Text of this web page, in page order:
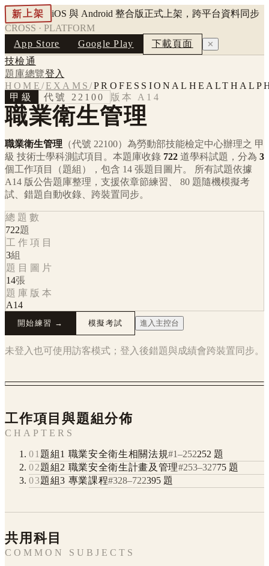
新上架
iOS 與 Android 整合版正式上架，跨平台資料同步
CROSS · PLATFORM
App Store
Google Play 下載頁面 ✕
技檢通
題庫總覽登入
HOME /EXAMS/
甲級
代號 22100 版本 A14
職業衛生管理
職業衛生管理 （代號 22100） 為勞動部技能檢定中心辦理之 甲
級 技術士學科測試項目。本題庫收錄 722 道學科試題，分為 3
個工作項目（題組），包含 14 張題目圖片。 所有試題依據
A14 版公告題庫整理，支援依章節練習、 80 題隨機模擬考
試、錯題自動收錄、跨裝置同步。
總題數
722題
工作項目
3組
題目圖片
14張
題庫版本
A14
開始練習 → 模擬考試 進入主控台
未登入也可使用訪客模式；登入後錯題與成績會跨裝置同步。
工作項目與題組分佈
CHAPTERS
01 題組1 職業安全衛生相關法規#1–252252 題
02題組2 職業安全衛生計畫及管理#253–32775題
03題組3 專業課程#328–722395 題
共用科目
COMMON SUBJECTS